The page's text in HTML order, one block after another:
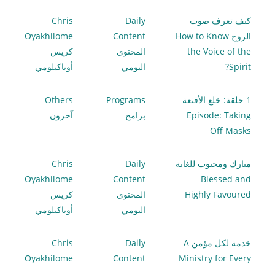
كيف تعرف صوت
الروح How to Know
the Voice of the
Spirit?
Daily
Content
المحتوى
اليومي
Chris
Oyakhilome
كريس
أوياكيلومي
1 حلقة: خلع الأقنعة
Episode: Taking
Off Masks
Programs
برامج
Others
آخرون
مبارك ومحبوب للغاية
Blessed and
Highly Favoured
Daily
Content
المحتوى
اليومي
Chris
Oyakhilome
كريس
أوياكيلومي
خدمة لكل مؤمن A
Ministry for Every
Daily
Content
Chris
Oyakhilome